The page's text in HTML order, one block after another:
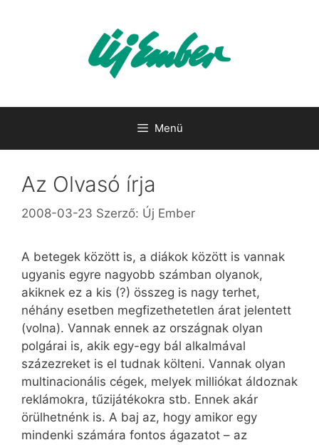
Menü
Az Olvasó írja
2008-03-23 Szerző: Új Ember
A betegek között is, a diákok között is vannak
ugyanis egyre nagyobb számban olyanok,
akiknek ez a kis (?) összeg is nagy terhet,
néhány esetben megfizethetetlen árat jelentett
(volna). Vannak ennek az országnak olyan
polgárai is, akik egy-egy bál alkalmával
százezreket is el tudnak költeni. Vannak olyan
multinacionális cégek, melyek milliókat áldoznak
reklámokra, tűzijátékokra stb. Ennek akár
örülhetnénk is. A baj az, hogy amikor egy
mindenki számára fontos ágazatot – az